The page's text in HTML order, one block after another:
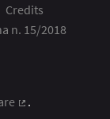
Credits
n. 15/2018
.